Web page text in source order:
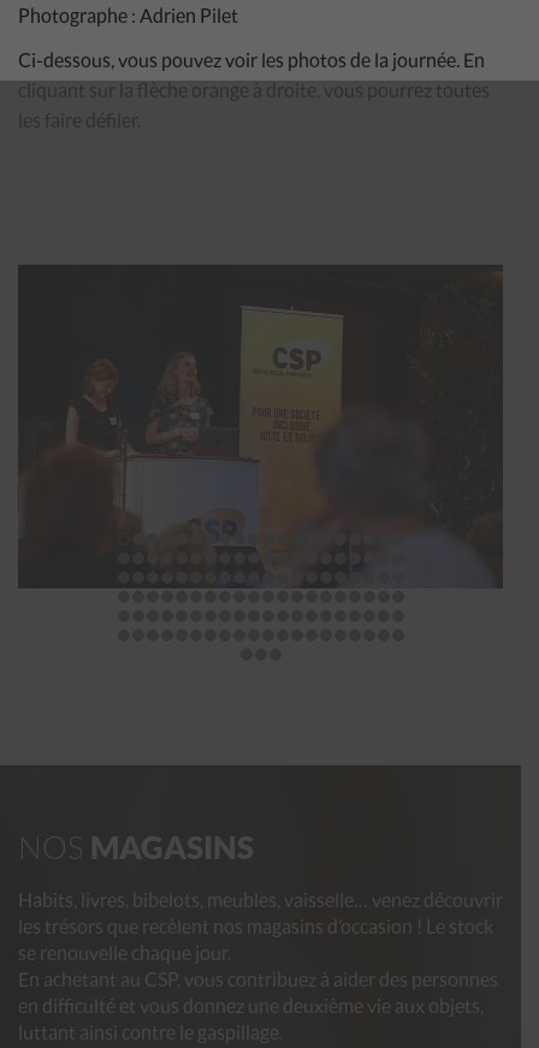
Photographe : Adrien Pilet
Ci-dessous, vous pouvez voir les photos de la journée. En
cliquant sur la flèche orange à droite, vous pourrez toutes
les faire défiler.
NOS MAGASINS
Habits, livres, bibelots, meubles, vaisselle… venez découvrir
les trésors que recèlent nos magasins d’occasion ! Le stock
se renouvelle chaque jour.
En achetant au CSP, vous contribuez à aider des personnes
en difficulté et vous donnez une deuxième vie aux objets,
luttant ainsi contre le gaspillage.